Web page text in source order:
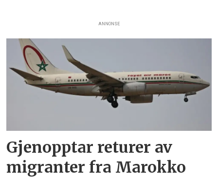
ANNONSE
Gjenopptar returer av
migranter fra Marokko